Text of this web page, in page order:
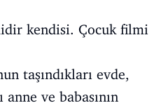
kendisi. Çocuk filmi
taşındıkları evde,
ve babasının